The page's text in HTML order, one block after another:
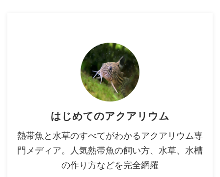
はじめてのアクアリウム
熱帯魚と水草のすべてがわかるアクアリウム専
門メディア。人気熱帯魚の飼い方、水草、水槽
の作り方などを完全網羅